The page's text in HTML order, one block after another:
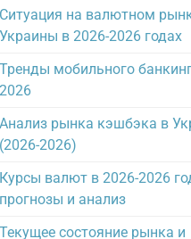
Ситуация на валютном
Украины в 2026-2026 годах
Тренды мобильного
2026
Анализ рынка кэшбэка в
(2026-2026)
Курсы валют в 2026-2026
прогнозы и анализ
Текущее состояние рынка и